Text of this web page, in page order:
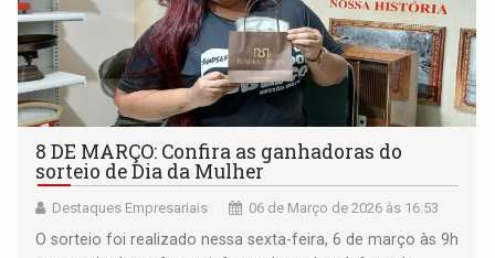
8 DE MARÇO: Confira as ganhadoras do
sorteio de Dia da Mulher
Destaques Empresariais 06 de Março de 2026 às 16:53
O sorteio foi realizado nessa sexta-feira, 6 de março às 9h